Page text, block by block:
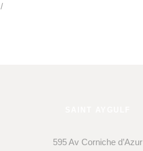
/
595 Av Corniche d’Azur